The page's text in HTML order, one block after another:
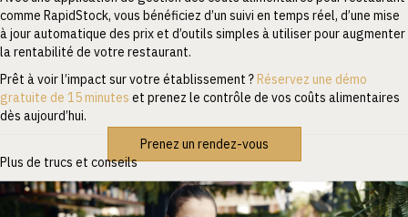
comme RapidStock, vous bénéficiez d’un suivi en temps réel, d’une mise
à jour automatique des prix et d’outils simples à utiliser pour augmenter
la rentabilité de votre restaurant.
Prêt à voir l’impact sur votre établissement ? Réservez une démo
gratuite de 15 minutes et prenez le contrôle de vos coûts alimentaires
dès aujourd’hui.
Prenez un rendez-vous
Plus de trucs et conseils